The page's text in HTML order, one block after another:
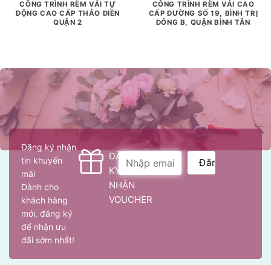
CÔNG TRÌNH RÈM VẢI TỰ
ĐỘNG CAO CẤP THẢO ĐIỀN
QUẬN 2
CÔNG TRÌNH RÈM VẢI CAO
CẤP ĐƯỜNG SỐ 19, BÌNH TRỊ
ĐÔNG B, QUẬN BÌNH TÂN
Đăng ký nhận
tin khuyến
mãi
Dành cho
khách hàng
mới, đăng ký
để nhận ưu
đãi sớm nhất!
ĐĂNG
KÝ
NHẬN
VOUCHER